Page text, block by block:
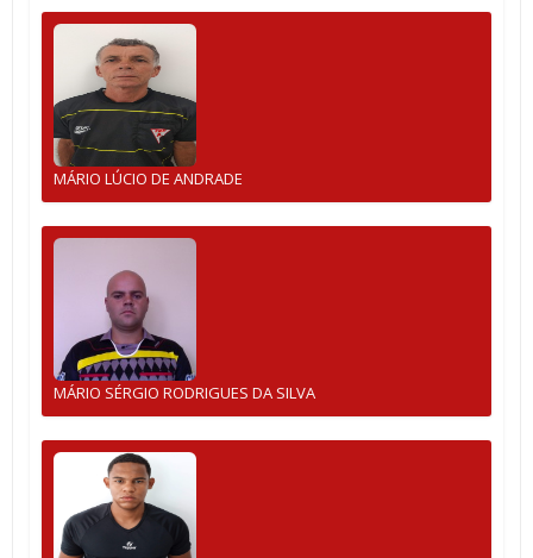
MÁRIO LÚCIO DE ANDRADE
MÁRIO SÉRGIO RODRIGUES DA SILVA